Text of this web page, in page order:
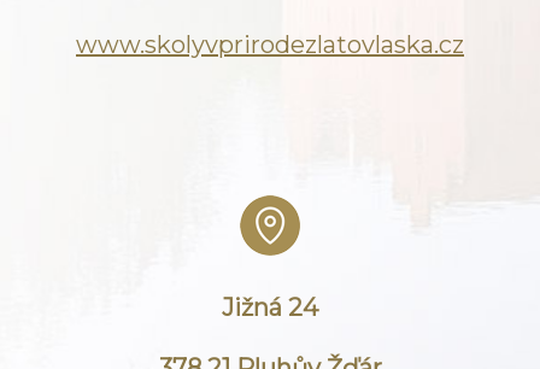
www.skolyvprirodezlatovlaska.cz
Jižná 24